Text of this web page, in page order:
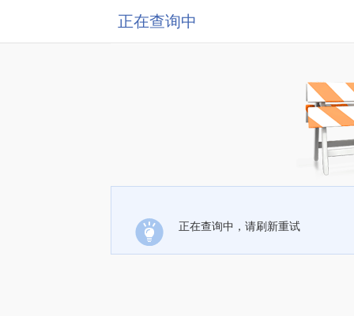
正在查询中
正在查询中，请刷新重试